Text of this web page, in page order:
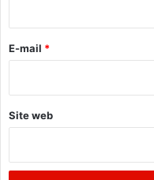
e
E-mail *
Site web